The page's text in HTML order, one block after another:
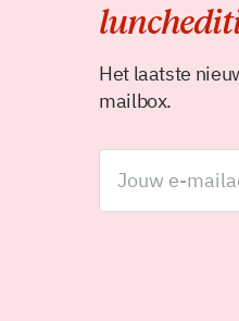
Het laatste
mailbox.